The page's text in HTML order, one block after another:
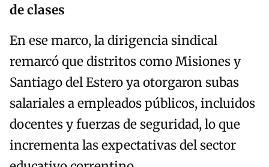
de clases
En ese marco, la dirigencia sindical
remarcó que distritos como Misiones y
Santiago del Estero ya otorgaron subas
salariales a empleados públicos, incluidos
docentes y fuerzas de seguridad, lo que
incrementa las expectativas del sector